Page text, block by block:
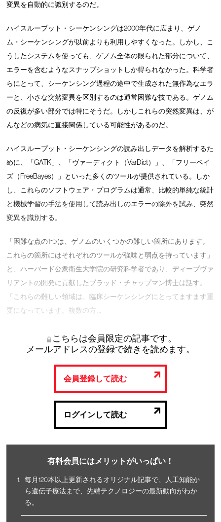
変異を自動的に識別するのだ。
ハイスループット・シーケンシングは2000年代に広まり、ゲノ
ム・シーケンシングが以前よりも利用しやすくなった。しかし、こ
うしたシステムを使っても、ゲノム全体の限られた部分について、
エラーを含むようなスナップショットしか得られなかった。科学者
らにとって、シーケンシング過程の途中で生成された無作為なエラ
ーと、小さな突然変異を区別するのは通常困難な技である。ゲノム
の反復が多い部分では特にそうだ。しかしこれらの突然変異は、が
んなどの病気に直接関係している可能性があるのだ。
ハイスループット・シーケンシングの読み出しデータを解析するた
めに、「GATK」、「ヴァーディクト（VarDict）」、「フリーベイ
ズ（FreeBayes）」といった多くのツールが提供されている。しか
し、これらのソフトウェア・プログラムは通常、比較的単純な統計
と機械学習の手法を使用して読み出しのエラーの除外を試み、突然
変異を識別する。
「困難な点の1つは、ゲノムのいくつかの難しい箇所にあります。
これらの箇所にはそれぞれのツールが強味と弱点を持っています」
と、ハーバード公衆衛生大学院の研究科学者であり、ディープヴァ
リアントの開発に貢献したブラッド・チャップマン博士は話す。
「これらの難しい領域は、臨床シーケンシングにとってますます重
要になっています。複数の方 …
こちらは会員限定の記事です。
メールアドレスの登録で続きを読めます。
会員登録して読む
ログインして読む
有料会員にはメリットがいっぱい！
毎月120本以上更新されるオリジナル記事で、人工知能か
ら遺伝子療法まで、先端テクノロジーの最新動向がわか
る。